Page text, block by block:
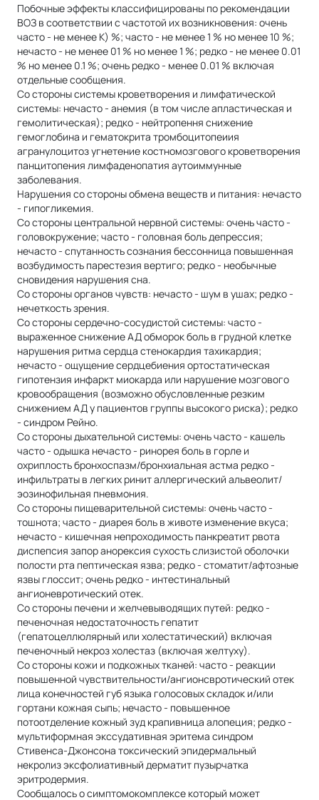
Побочные эффекты классифицированы по рекомендации
ВОЗ в соответствии с частотой их возникновения: очень
часто - не менее К) %; часто - не менее 1 % но менее 10 %;
нечасто - не менее 01 % но менее 1 %; редко - не менее 0.01
% но менее 0.1 %; очень редко - менее 0.01 % включая
отдельные сообщения.
Со стороны системы кроветворения и лимфатической
системы: нечасто - анемия (в том числе апластическая и
гемолитическая); редко - нейтропення снижение
гемоглобина и гематокрита тромбоцитопеиия
агранулоцитоз угнетение костномозгового кроветворения
панцитопения лимфаденопатия аутоиммунные
заболевания.
Нарушения со стороны обмена веществ и питания: нечасто
- гипогликемия.
Со стороны центральной нервной системы: очень часто -
головокружение; часто - головная боль депрессия;
нечасто - спутанность сознания бессонница повышенная
возбудимость парестезия вертиго; редко - необычные
сновидения нарушения сна.
Со стороны органов чувств: нечасто - шум в ушах; редко -
нечеткость зрения.
Со стороны сердечно-сосудистой системы: часто -
выраженное снижение АД обморок боль в грудной клетке
нарушения ритма сердца стенокардия тахикардия;
нечасто - ощущение сердцебиения ортостатическая
гипотензия инфаркт миокарда или нарушение мозгового
кровообращения (возможно обусловленные резким
снижением АД у пациентов группы высокого риска); редко
- синдром Рейно.
Со стороны дыхательной системы: очень часто - кашель
часто - одышка нечасто - ринорея боль в горле и
охриплость бронхоспазм/бронхиальная астма редко -
инфильтраты в легких ринит аллергический альвеолит/
эозинофильная пневмония.
Со стороны пищеварительной системы: очень часто -
тошнота; часто - диарея боль в животе изменение вкуса;
нечасто - кишечная непроходимость панкреатит рвота
диспепсия запор анорексия сухость слизистой оболочки
полости рта пептическая язва; редко - стоматит/афтозные
язвы глоссит; очень редко - интестинальный
ангионевротический отек.
Со стороны печени и желчевыводящих путей: редко -
печеночная недостаточность гепатит
(гепатоцеллюлярный или холестатический) включая
печеночный некроз холестаз (включая желтуху).
Со стороны кожи и подкожных тканей: часто - реакции
повышенной чувствительности/ангионсвротический отек
лица конечностей губ языка голосовых складок и/или
гортани кожная сыпь; нечасто - повышенное
потоотделение кожный зуд крапивница алопеция; редко -
мультиформная экссудативная эритема синдром
Стивенса-Джонсона токсический эпидермальный
некролиз эксфолиативный дерматит пузырчатка
эритродермия.
Сообщалось о симптомокомплексе который может